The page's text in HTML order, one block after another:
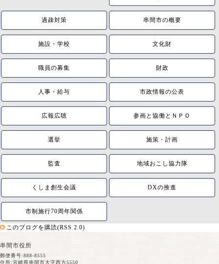
過疎対策 串間市の概要
施設・学校 文化財
職員の募集 財政
人事・給与 市政情報の公表
広報広聴 参画と協働とＮＰＯ
選挙 施策・計画
監査 地域おこし協力隊
くしま創生会議 DXの推進
市制施行70周年関係
このブログを購読(RSS 2.0)
串間市役所
郵便番号:888-8555
住所:宮崎県串間市大字西方5550